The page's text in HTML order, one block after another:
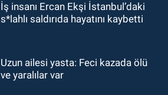
19:01
17:45Kozlu Belediyespor, Tezcan
İş insanı Ercan Ekşi İstanbul’daki
s*lahlı saldırıda hayatını kaybetti
Uzun ailesi yasta: Feci kazada ölü
ve yaralılar var